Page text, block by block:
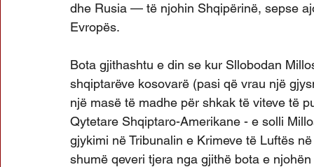
dhe Rusia — të njohin Shqipërinë, sepse
Evropës.
Bota gjithashtu e din se kur Sllobodan
shqiptarëve kosovarë (pasi që vrau një
një masë të madhe për shkak të viteve të
Qytetare Shqiptaro-Amerikane - e solli
gjykimi në Tribunalin e Krimeve të Luftës
shumë qeveri tjera nga gjithë bota e